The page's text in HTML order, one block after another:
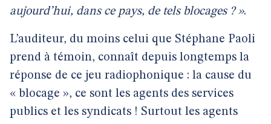
aujourd’hui, dans ce pays, de tels blocages ? ».
L’auditeur, du moins celui que Stéphane Paoli
prend à témoin, connaît depuis longtemps la
réponse de ce jeu radiophonique : la cause du
« blocage », ce sont les agents des services
publics et les syndicats ! Surtout les agents